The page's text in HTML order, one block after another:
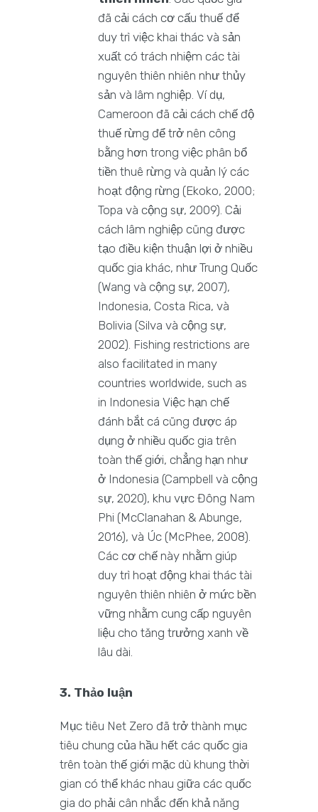
đã cải cách cơ cấu thuế để
duy trì việc khai thác và sản
xuất có trách nhiệm các tài
nguyên thiên nhiên như thủy
sản và lâm nghiệp. Ví dụ,
Cameroon đã cải cách chế độ
thuế rừng để trở nên công
bằng hơn trong việc phân bổ
tiền thuê rừng và quản lý các
hoạt động rừng (Ekoko, 2000;
Topa và cộng sự, 2009). Cải
cách lâm nghiệp cũng được
tạo điều kiện thuận lợi ở nhiều
quốc gia khác, như Trung Quốc
(Wang và cộng sự, 2007),
Indonesia, Costa Rica, và
Bolivia (Silva và cộng sự,
2002). Fishing restrictions are
also facilitated in many
countries worldwide, such as
in Indonesia Việc hạn chế
đánh bắt cá cũng được áp
dụng ở nhiều quốc gia trên
toàn thế giới, chẳng hạn như
ở Indonesia (Campbell và cộng
sự, 2020), khu vực Đông Nam
Phi (McClanahan & Abunge,
2016), và Úc (McPhee, 2008).
Các cơ chế này nhằm giúp
duy trì hoạt động khai thác tài
nguyên thiên nhiên ở mức bền
vững nhằm cung cấp nguyên
liệu cho tăng trưởng xanh về
lâu dài.
3. Thảo luận
Mục tiêu Net Zero đã trở thành mục
tiêu chung của hầu hết các quốc gia
trên toàn thế giới mặc dù khung thời
gian có thể khác nhau giữa các quốc
gia do phải cân nhắc đến khả năng